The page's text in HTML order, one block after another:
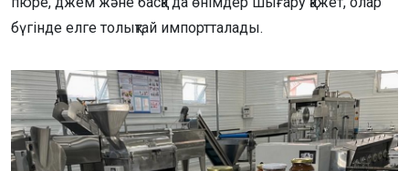
бүгінде елге толықтай импортталады.